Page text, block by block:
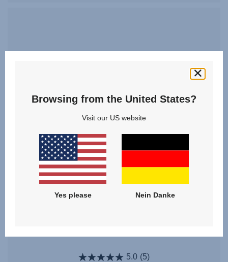
5.0 (5)
Browsing from the United States?
Visit our US website
Yes please Nein Danke